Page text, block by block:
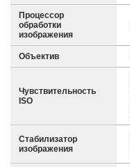
Процессор
обработки
изображения
Объектив
Чувствительность
ISO
Стабилизатор
изображения